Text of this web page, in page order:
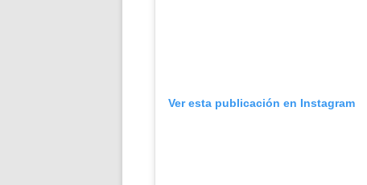
Ver esta publicación en Instagram